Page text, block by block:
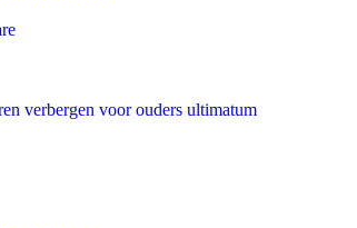
verbergen voor ouders ultimatum